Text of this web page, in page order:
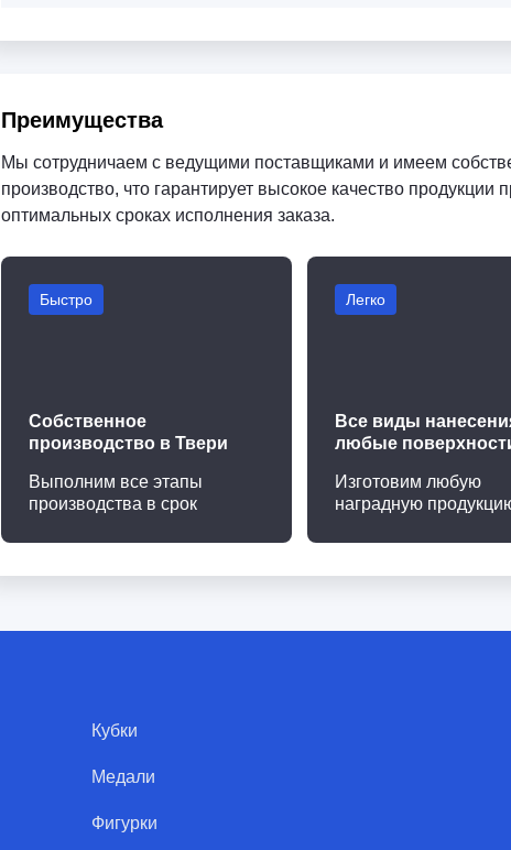
Преимущества
Мы сотрудничаем с ведущими поставщиками и имеем
производство, что гарантирует высокое качество продукции
оптимальных сроках исполнения заказа.
Быстро
Собственное
производство в Твери
Выполним все этапы
производства в срок
Легко
Все виды
любые
Изготовим любую
наградную
Кубки
Медали
Фигурки